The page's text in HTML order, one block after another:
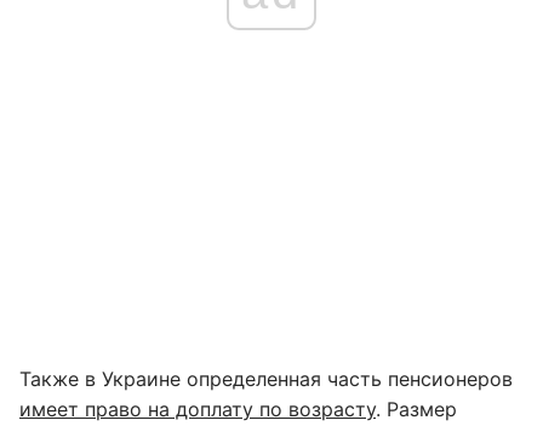
Также в Украине определенная часть пенсионеров
имеет право на доплату по возрасту. Размер